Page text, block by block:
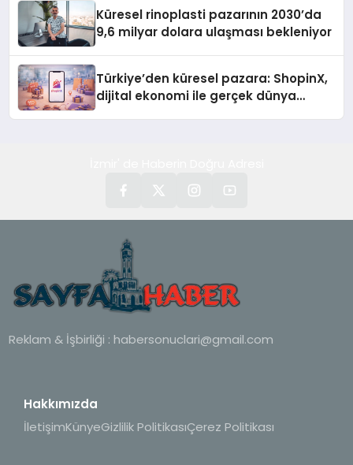
Küresel rinoplasti pazarının 2030’da
9,6 milyar dolara ulaşması bekleniyor
Türkiye’den küresel pazara: ShopinX,
dijital ekonomi ile gerçek dünya
Reklam & İşbirliği : habersonuclari@gmail.com
Hakkımızda
İletişimKünyeGizlilik PolitikasıÇerez Politikası